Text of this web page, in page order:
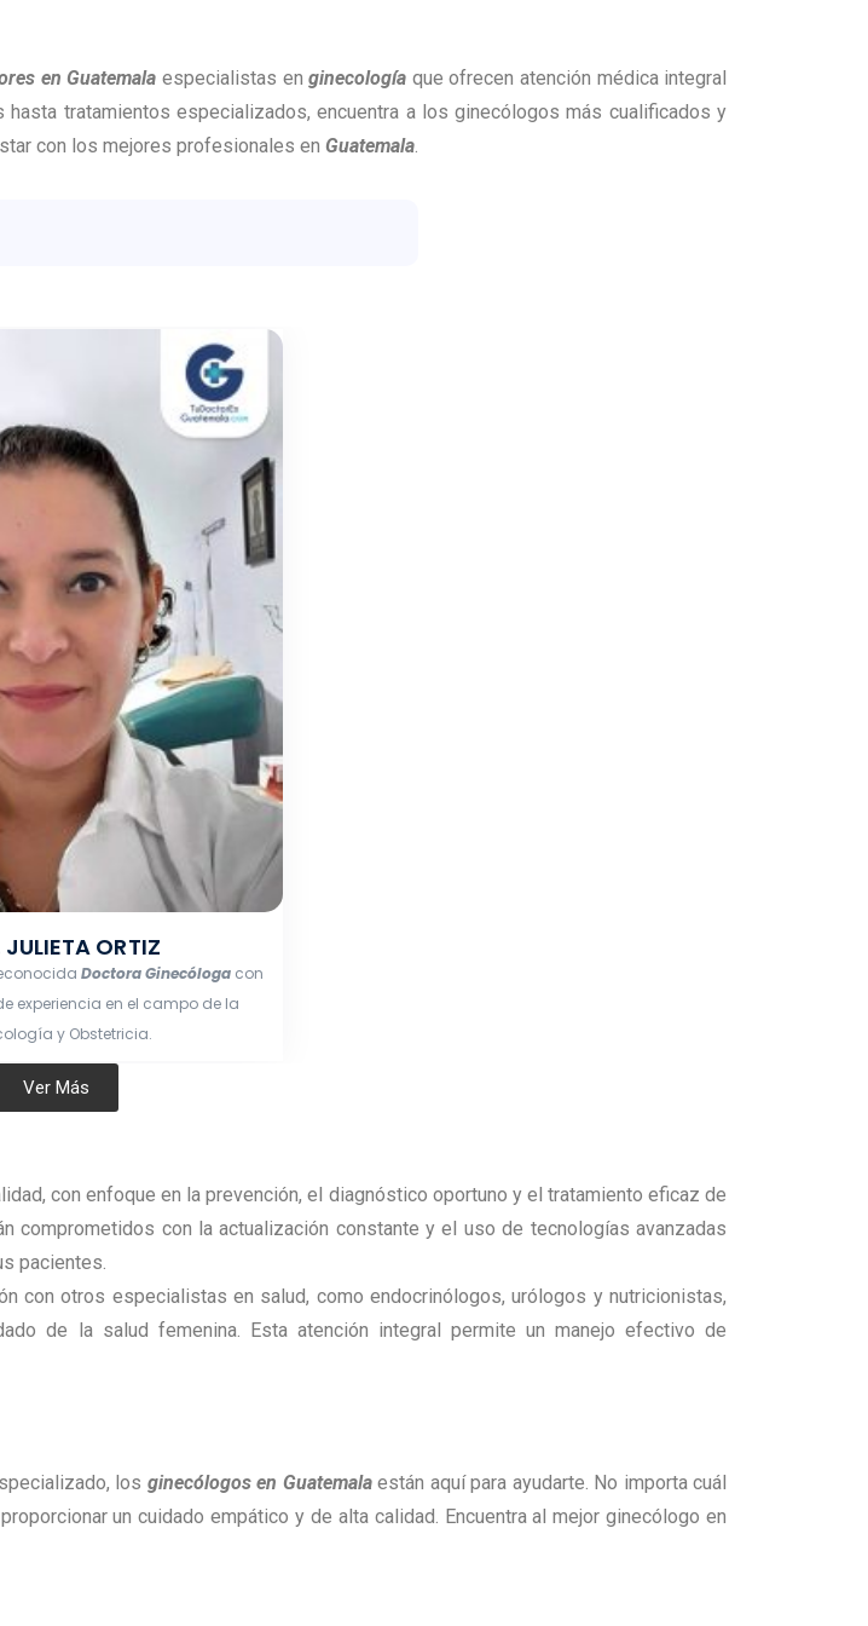
en Guatemala especialistas enginecología que ofrecen atención médica integral
tratamientos especializados, encuentra a los ginecólogos más cualificados y
con los mejores profesionales en Guatemala.
JULIETA ORTIZ
Doctora Ginecóloga con
experiencia en el campo de la
y Obstetricia.
Ver Más
con enfoque en la prevención, el diagnóstico oportuno y el tratamiento eficaz de
comprometidos con la actualización constante y el uso de tecnologías avanzadas
pacientes.
con otros especialistas en salud, como endocrinólogos, urólogos y nutricionistas,
de la salud femenina. Esta atención integral permite un manejo efectivo de
los ginecólogos en Guatemalaestán aquí para ayudarte. No importa cuál
un cuidado empático y de alta calidad. Encuentra al mejor ginecólogo en